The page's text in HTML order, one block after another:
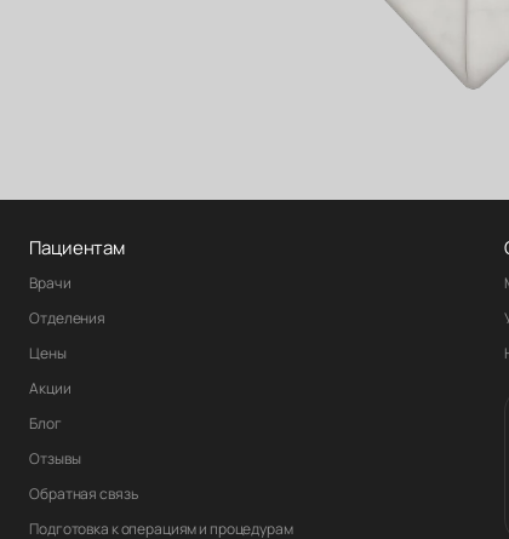
Пациентам
Врачи
Отделения
Цены
Акции
Блог
Отзывы
Обратная связь
Подготовка к операциям и процедурам